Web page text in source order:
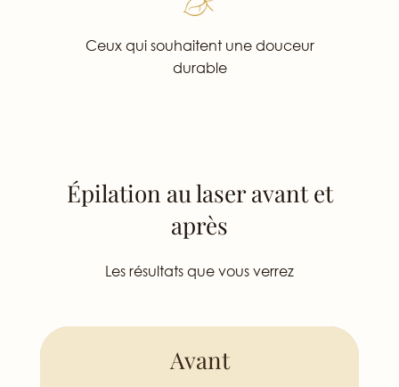
Ceux qui souhaitent une douceur
durable
Épilation au laser avant et
après
Les résultats que vous verrez
Avant